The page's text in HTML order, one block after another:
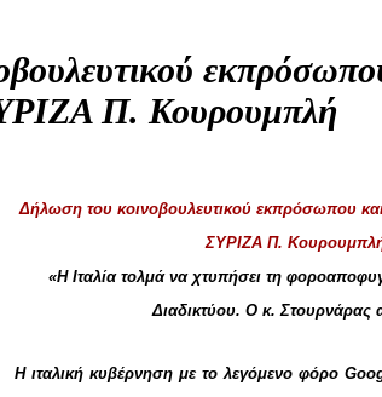
Π. Κουρουμπλή
Δήλωση του κοινοβουλευτικού εκπρόσωπου
ΣΥΡΙΖΑ Π.
«Η Ιταλία τολμά να χτυπήσει τη
Διαδικτύου. Ο κ. Στουρνάρας
Η ιταλική κυβέρνηση με το λεγόμενο φόρο